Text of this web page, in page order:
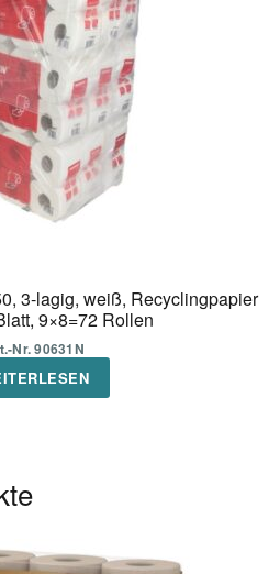
3-lagig, weiß, Recyclingpapier
9×8=72 Rollen
Nr. 90631N